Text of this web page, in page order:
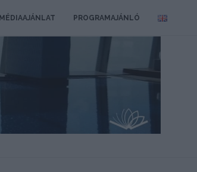
MÉDIAAJÁNLAT PROGRAMAJÁNLÓ